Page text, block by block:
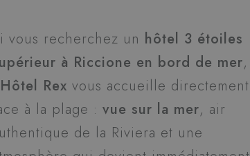
vous recherchez un hôtel 3 étoiles
à Riccione en bord de mer,
Hôtel Rex vous accueille directement
à la plage : vue sur la mer, air
de la Riviera et une